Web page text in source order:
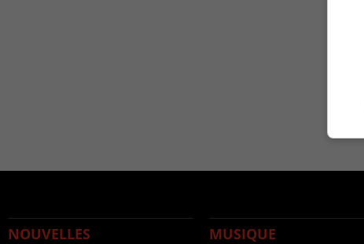
NOUVELLES MUSIQUE